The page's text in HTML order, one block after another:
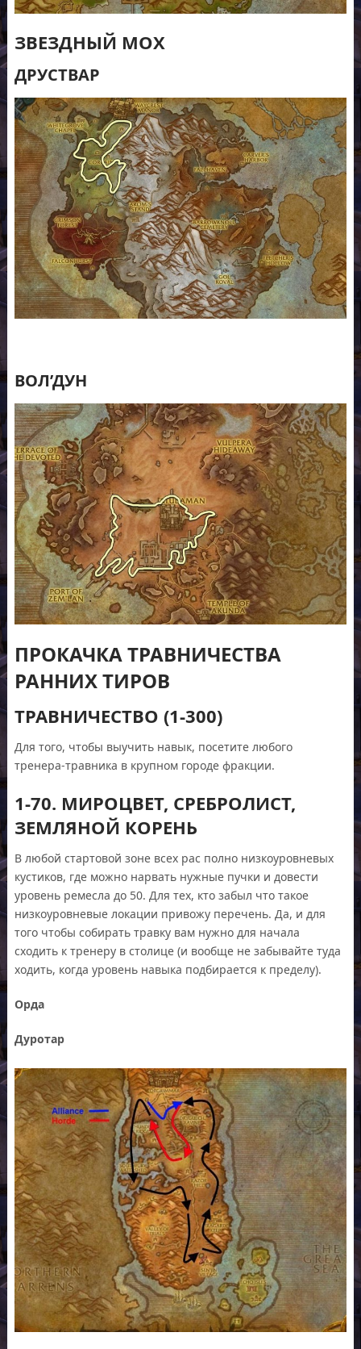
ЗВЕЗДНЫЙ МОХ
ДРУСТВАР
ВОЛ’ДУН
ПРОКАЧКА ТРАВНИЧЕСТВА
РАННИХ ТИРОВ
ТРАВНИЧЕСТВО (1-300)
Для того, чтобы выучить навык, посетите любого
тренера-травника в крупном городе фракции.
1-70. МИРОЦВЕТ, СРЕБРОЛИСТ,
ЗЕМЛЯНОЙ КОРЕНЬ
В любой стартовой зоне всех рас полно низкоуровневых
кустиков, где можно нарвать нужные пучки и довести
уровень ремесла до 50. Для тех, кто забыл что такое
низкоуровневые локации привожу перечень. Да, и для
того чтобы собирать травку вам нужно для начала
сходить к тренеру в столице (и вообще не забывайте туда
ходить, когда уровень навыка подбирается к пределу).
Орда
Дуротар